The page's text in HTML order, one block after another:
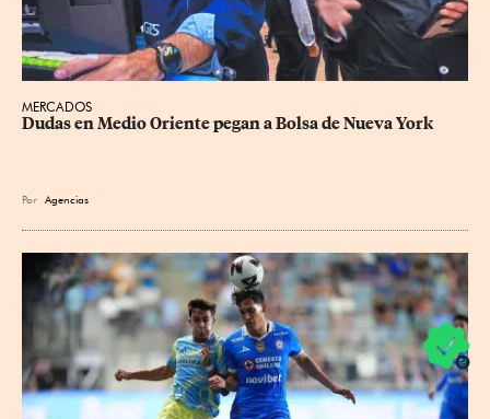
MERCADOS
Dudas en Medio Oriente pegan a Bolsa de Nueva York
Por Agencias